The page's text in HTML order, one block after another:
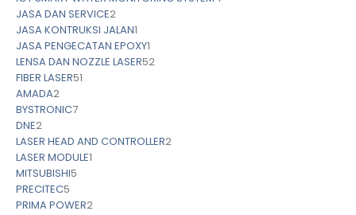
JASA DAN SERVICE2
JASA KONTRUKSI JALAN1
JASA PENGECATAN EPOXY1
LENSA DAN NOZZLE LASER52
FIBER LASER51
AMADA2
BYSTRONIC7
DNE2
LASER HEAD AND CONTROLLER2
LASER MODULE1
MITSUBISHI5
PRECITEC5
PRIMA POWER2